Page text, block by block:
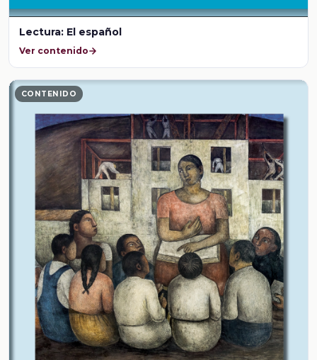
Lectura: El español
Ver contenido
CONTENIDO